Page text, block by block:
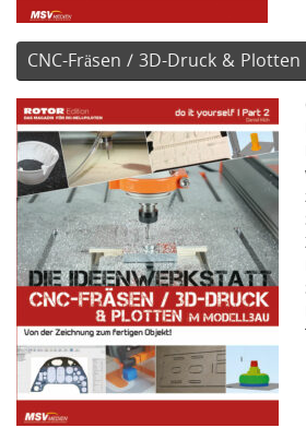
CNC-Fräsen / 3D-Druck &